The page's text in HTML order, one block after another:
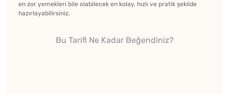
en zor yemekleri bile olabilecek en kolay, hızlı ve pratik şekilde
hazırlayabilirsiniz.
Bu Tarifi Ne Kadar Beğendiniz?